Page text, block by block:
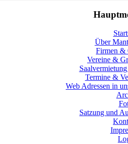
Über
Firmen &
Vereine &
Termine &
Web Adressen in
Satzung und